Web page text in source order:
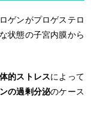
ロゲンがプロゲステロ
状態の子宮内膜から
的ストレスによって
の過剰分泌のケース